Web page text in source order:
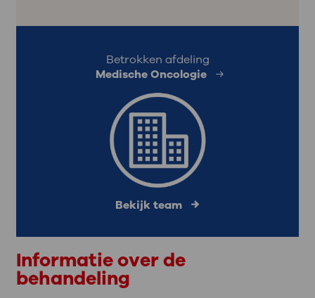
Betrokken afdeling
Medische Oncologie
Bekijk team
Informatie over de
behandeling